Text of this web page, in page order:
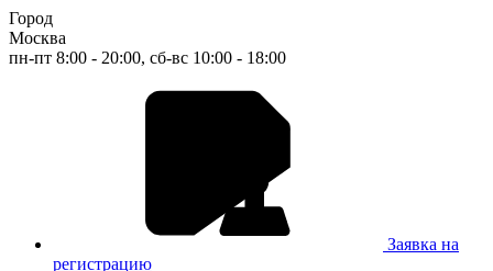
Город
Москва
пн-пт 8:00 - 20:00, сб-вс 10:00 - 18:00
Заявка на
регистрацию